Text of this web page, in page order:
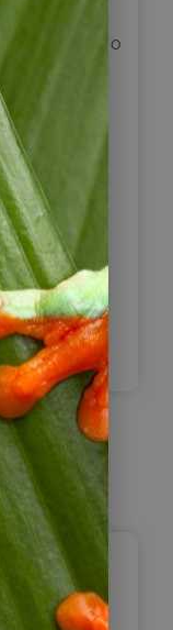
befindet
San Pedro
wird.
wird
stark
wir diese
aus